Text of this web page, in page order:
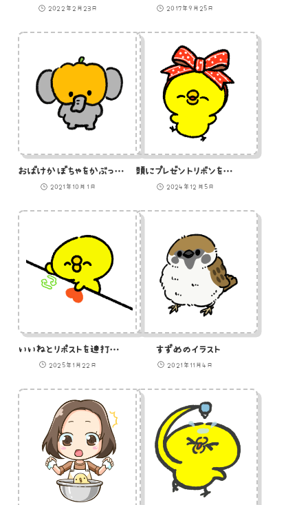
2022年2月23日 2017年9月25日
おばけかぼちゃをかぶった象のイラスト
2021年10月1日
頭にプレゼントリボンを巻いたひよこ
2024年12月5日
いいねとリポストを連打するひよこのGIFアニメ
2025年1月22日
すずめのイラスト
2021年11月4日